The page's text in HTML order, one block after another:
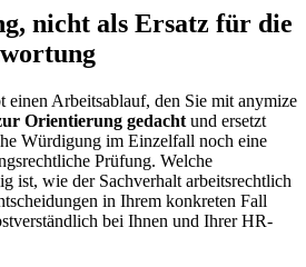
nicht als Ersatz für die
einen Arbeitsablauf, den Sie mit anymize
Orientierung gedacht und ersetzt
Würdigung im Einzelfall noch eine
Prüfung. Welche
ist, wie der Sachverhalt arbeitsrechtlich
in Ihrem konkreten Fall
bei Ihnen und Ihrer HR-